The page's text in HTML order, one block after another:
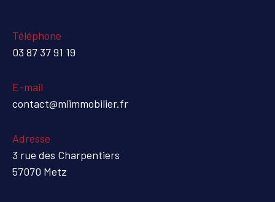
Téléphone
03 87 37 91 19
E-mail
contact@mlimmobilier.fr
Adresse
3 rue des Charpentiers
57070 Metz